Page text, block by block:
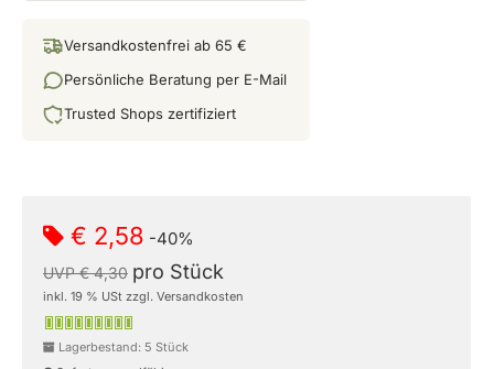
Versandkostenfrei ab 65 €
Persönliche Beratung per E-Mail
Trusted Shops zertifiziert
€ 2,58 -40%
UVP € 4,30 pro Stück
inkl. 19 % USt zzgl. Versandkosten
Lagerbestand: 5 Stück